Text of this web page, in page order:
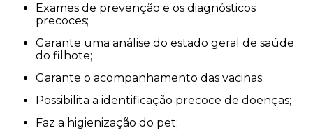
Exames de prevenção e os diagnósticos
precoces;
Garante uma análise do estado geral de saúde
do filhote;
Garante o acompanhamento das vacinas;
Possibilita a identificação precoce de doenças;
Faz a higienização do pet;